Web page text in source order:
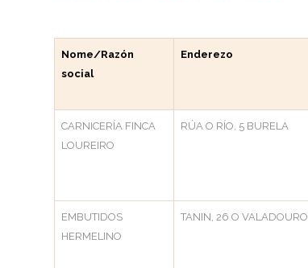
Nome/Razón
social
Enderezo
CARNICERÍA FINCA
LOUREIRO
RÚA O RÍO, 5 BURELA
EMBUTIDOS
HERMELINO
TANIN, 26 O VALADOURO